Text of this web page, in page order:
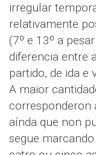
irregular
relativamente
(7º e 13º a
diferencia entre
partido, de ida e
A maior
corresponderon
aínda que non
segue